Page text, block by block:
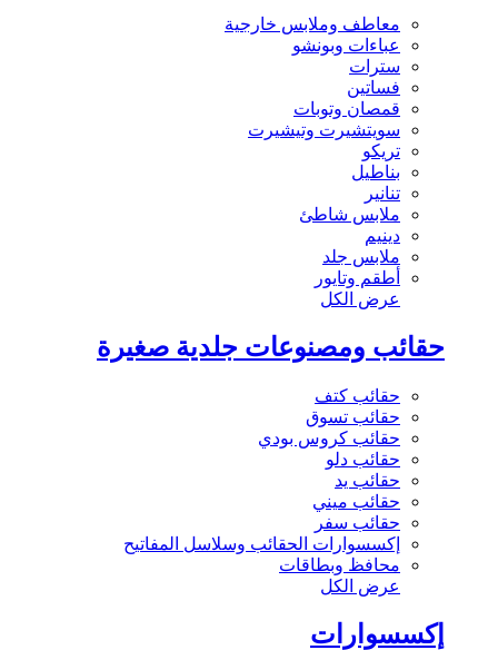
معاطف وملابس خارجية
عباءات وبونشو
سترات
فساتين
قمصان وتوبات
سويتشيرت وتيشيرت
تريكو
بناطيل
تنانير
ملابس شاطئ
دينيم
ملابس جلد
أطقم وتايور
عرض الكل
حقائب ومصنوعات جلدية صغيرة
حقائب كتف
حقائب تسوق
حقائب كروس بودي
حقائب دلو
حقائب يد
حقائب ميني
حقائب سفر
إكسسوارات الحقائب وسلاسل المفاتيح
محافظ وبطاقات
عرض الكل
إكسسوارات